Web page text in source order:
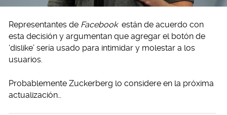
Representantes de Facebook están de acuerdo con
esta decisión y argumentan que agregar el botón de
‘dislike’ sería usado para intimidar y molestar a los
usuarios.
Probablemente Zuckerberg lo considere en la próxima
actualización…